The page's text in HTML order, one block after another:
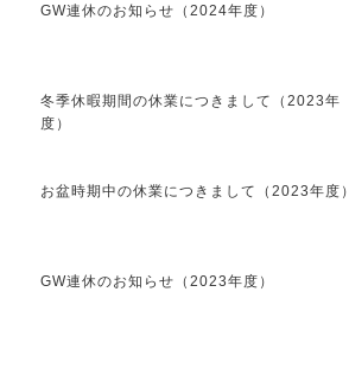
GW連休のお知らせ（2024年度）
冬季休暇期間の休業につきまして（2023年
度）
お盆時期中の休業につきまして（2023年度）
GW連休のお知らせ（2023年度）